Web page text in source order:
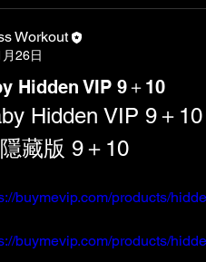
Workout
26日
Hidden VIP 9＋10
Hidden VIP 9＋10
藏版 9＋10
buymevip.com/products/
buymevip.com/products/